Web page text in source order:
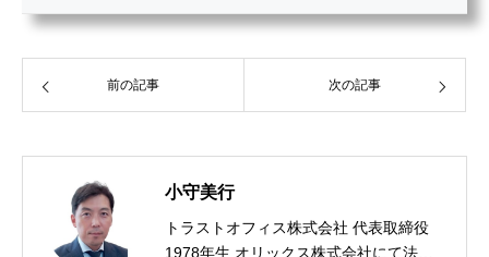
前の記事 次の記事
小守美行
トラストオフィス株式会社 代表取締役
1978年生 オリックス株式会社にて法人